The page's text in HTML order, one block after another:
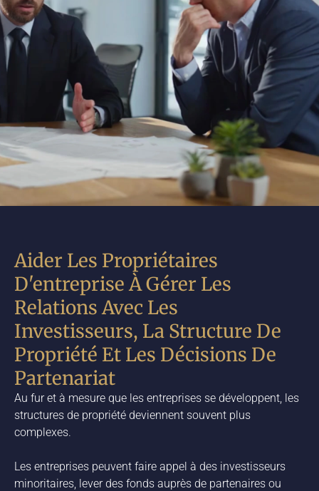
Aider Les Propriétaires
D'entreprise À Gérer Les
Relations Avec Les
Investisseurs, La Structure De
Propriété Et Les Décisions De
Partenariat
Au fur et à mesure que les entreprises se développent, les
structures de propriété deviennent souvent plus
complexes.
Les entreprises peuvent faire appel à des investisseurs
minoritaires, lever des fonds auprès de partenaires ou